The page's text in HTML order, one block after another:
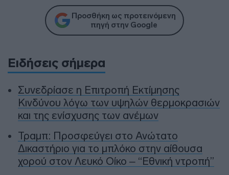
Προσθήκη ως προτεινόμενη
πηγή στην Google
Ειδήσεις σήμερα
Συνεδρίασε η Επιτροπή Εκτίμησης
Κινδύνου λόγω των υψηλών θερμοκρασιών
και της ενίσχυσης των ανέμων
Τραμπ: Προσφεύγει στο Ανώτατο
Δικαστήριο για το μπλόκο στην αίθουσα
χορού στον Λευκό Οίκο – “Εθνική ντροπή”